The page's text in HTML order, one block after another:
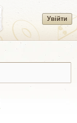
Увійти